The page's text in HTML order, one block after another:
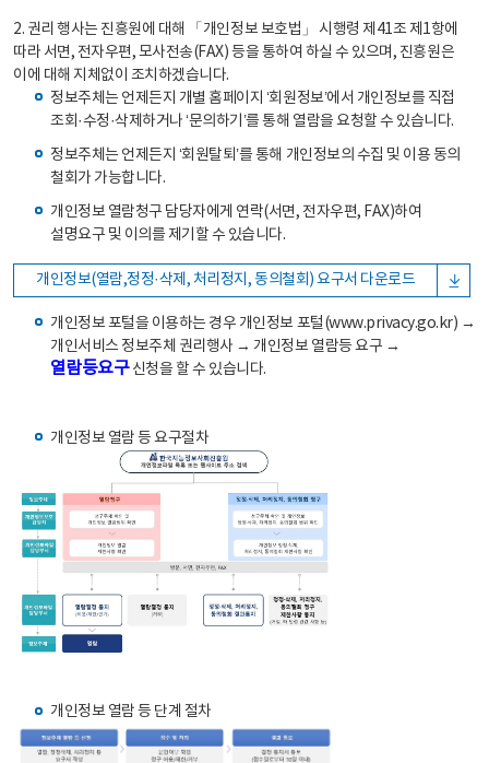
2. 권리 행사는 진흥원에 대해 「개인정보 보호법」 시행령 제41조 제1항에
따라 서면, 전자우편, 모사전송(FAX) 등을 통하여 하실 수 있으며, 진흥원은
이에 대해 지체없이 조치하겠습니다.
정보주체는 언제든지 개별 홈페이지 ‘회원정보’에서 개인정보를 직접
조회·수정·삭제하거나 ‘문의하기’를 통해 열람을 요청할 수 있습니다.
정보주체는 언제든지 ‘회원탈퇴’를 통해 개인정보의 수집 및 이용 동의
철회가 가능합니다.
개인정보 열람청구 담당자에게 연락(서면, 전자우편, FAX)하여
설명요구 및 이의를 제기할 수 있습니다.
개인정보(열람,정정·삭제, 처리정지, 동의철회) 요구서 다운로드
개인정보 포털을 이용하는 경우 개인정보 포털(www.privacy.go.kr) →
개인서비스 정보주체 권리행사 → 개인정보 열람등 요구 →
열람등요구신청을 할 수 있습니다.
개인정보 열람 등 요구절차
개인정보 열람 등 단계 절차